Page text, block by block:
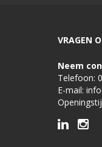
VRAGEN
Neem
Telefoon:
E-mail: